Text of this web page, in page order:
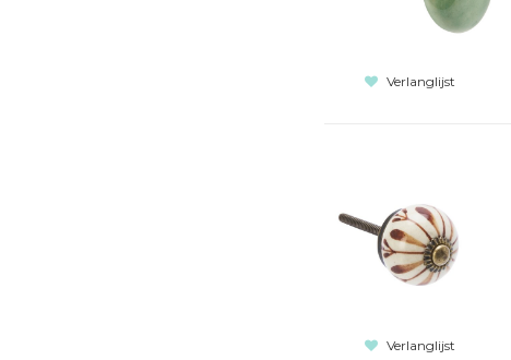
Verlanglijst
Verlanglijst